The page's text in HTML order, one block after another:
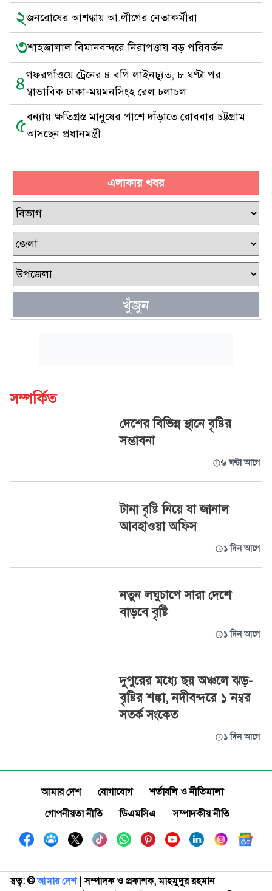
২জনরোষের আশঙ্কায় আ.লীগের নেতাকর্মীরা
৩শাহজালাল বিমানবন্দরে নিরাপত্তায় বড় পরিবর্তন
৪গফরগাঁওয়ে ট্রেনের ৪ বগি লাইনচ্যুত, ৮ ঘণ্টা পর
স্বাভাবিক ঢাকা-ময়মনসিংহ রেল চলাচল
৫বন্যায় ক্ষতিগ্রস্ত মানুষের পাশে দাঁড়াতে রোববার চট্টগ্রাম
আসছেন প্রধানমন্ত্রী
এলাকার খবর
খুঁজুন
সম্পর্কিত
দেশের বিভিন্ন স্থানে বৃষ্টির
সম্ভাবনা
৬ ঘণ্টা আগে
টানা বৃষ্টি নিয়ে যা জানাল
আবহাওয়া অফিস
১ দিন আগে
নতুন লঘুচাপে সারা দেশে
বাড়বে বৃষ্টি
১ দিন আগে
দুপুরের মধ্যে ছয় অঞ্চলে ঝড়-
বৃষ্টির শঙ্কা, নদীবন্দরে ১ নম্বর
সতর্ক সংকেত
১ দিন আগে
আমার দেশ যোগাযোগ
শর্তাবলি ও নীতিমালা
গোপনীয়তা নীতি
ডিএমসিএ সম্পাদকীয় নীতি
স্বত্ব: ©️আমার দেশ| সম্পাদক ও প্রকাশক, মাহমুদুর রহমান